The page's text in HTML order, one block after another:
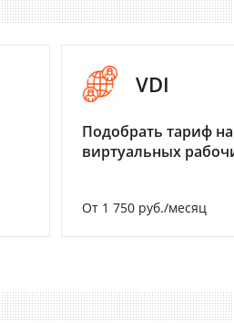
VDI
Подобрать тариф
виртуальных
От 1 750 руб./месяц